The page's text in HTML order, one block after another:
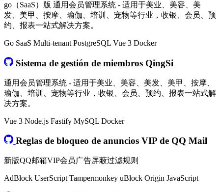
go（SaaS）版 通用会员管理系统 - 适用于美业、美容、美
发、美甲、按摩、瑜伽、培训、宠物等行业，收银、会员、预
约、报表一站式解决方案。
Go SaaS Multi-tenantPostgreSQL Vue 3 Docker
Sistema de gestión de miembros QingSi
通用会员管理系统 - 适用于美业、美容、美发、美甲、按摩、
瑜伽、培训、宠物等行业，收银、会员、预约、报表一站式解
决方案。
Vue 3 Node.js Fastify MySQL Docker
Reglas de bloqueo de anuncios VIP de QQ Mail
新版QQ邮箱VIP会员广告屏蔽过滤规则
AdBlock UserScript Tampermonkey uBlock Origin JavaScript